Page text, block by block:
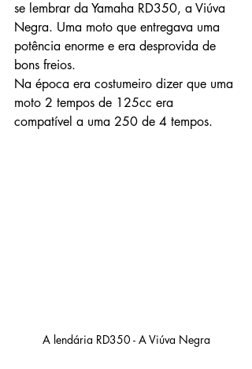
se lembrar da Yamaha RD350, a Viúva
Negra. Uma moto que entregava uma
potência enorme e era desprovida de
bons freios.
Na época era costumeiro dizer que uma
moto 2 tempos de 125cc era
compatível a uma 250 de 4 tempos.
A lendária RD350 - A Viúva Negra